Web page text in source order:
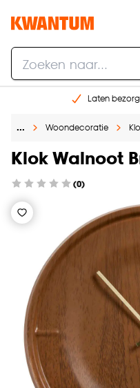
Laten
Gratis raam
… Woondecoratie
Klok Walnoot
(0)